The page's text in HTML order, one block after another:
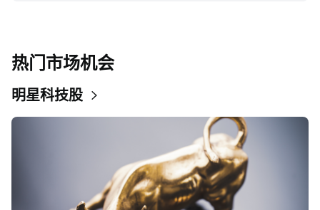
热门市场机会
明星科技股